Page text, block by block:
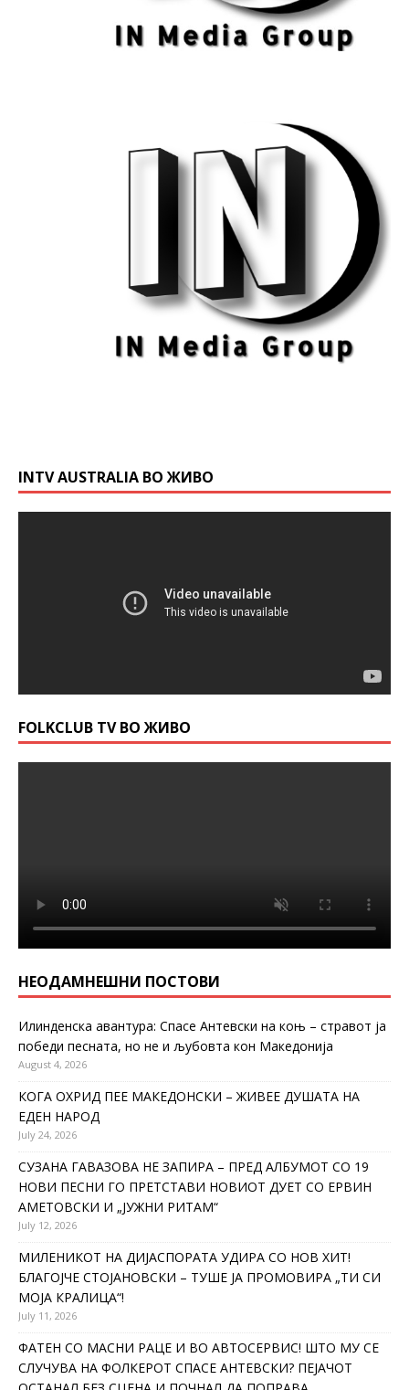
INTV AUSTRALIA ВО ЖИВО
FOLKCLUB TV ВО ЖИВО
НЕОДАМНЕШНИ ПОСТОВИ
Илинденска авантура: Спасе Антевски на коњ – стравот ја
победи песната, но не и љубовта кон Македонија
August 4, 2026
КОГА ОХРИД ПЕЕ МАКЕДОНСКИ – ЖИВЕЕ ДУШАТА НА
ЕДЕН НАРОД
July 24, 2026
СУЗАНА ГАВАЗОВА НЕ ЗАПИРА – ПРЕД АЛБУМОТ СО 19
НОВИ ПЕСНИ ГО ПРЕТСТАВИ НОВИОТ ДУЕТ СО ЕРВИН
АМЕТОВСКИ И „ЈУЖНИ РИТАМ“
July 12, 2026
МИЛЕНИКОТ НА ДИЈАСПОРАТА УДИРА СО НОВ ХИТ!
БЛАГОЈЧЕ СТОЈАНОВСКИ – ТУШЕ ЈА ПРОМОВИРА „ТИ СИ
МОЈА КРАЛИЦА“!
July 11, 2026
ФАТЕН СО МАСНИ РАЦЕ И ВО АВТОСЕРВИС! ШТО МУ СЕ
СЛУЧУВА НА ФОЛКЕРОТ СПАСЕ АНТЕВСКИ? ПЕЈАЧОТ